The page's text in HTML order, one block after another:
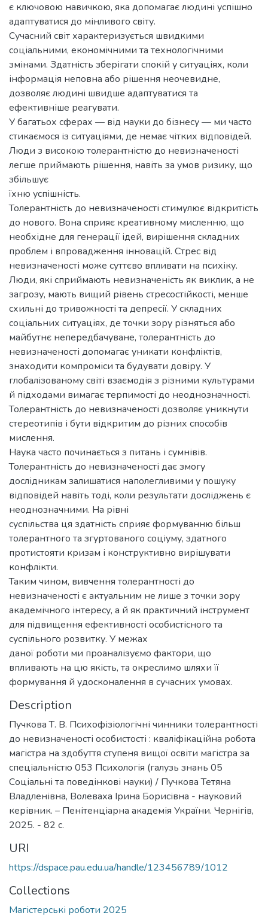
є ключовою навичкою, яка допомагає людині успішно
адаптуватися до мінливого світу.
Сучасний світ характеризується швидкими
соціальними, економічними та технологічними
змінами. Здатність зберігати спокій у ситуаціях, коли
інформація неповна або рішення неочевидне,
дозволяє людині швидше адаптуватися та
ефективніше реагувати.
У багатьох сферах — від науки до бізнесу — ми часто
стикаємося із ситуаціями, де немає чітких відповідей.
Люди з високою толерантністю до невизначеності
легше приймають рішення, навіть за умов ризику, що
збільшує
їхню успішність.
Толерантність до невизначеності стимулює відкритість
до нового. Вона сприяє креативному мисленню, що
необхідне для генерації ідей, вирішення складних
проблем і впровадження інновацій. Стрес від
невизначеності може суттєво впливати на психіку.
Люди, які сприймають невизначеність як виклик, а не
загрозу, мають вищий рівень стресостійкості, менше
схильні до тривожності та депресії. У складних
соціальних ситуаціях, де точки зору різняться або
майбутнє непередбачуване, толерантність до
невизначеності допомагає уникати конфліктів,
знаходити компроміси та будувати довіру. У
глобалізованому світі взаємодія з різними культурами
й підходами вимагає терпимості до неоднозначності.
Толерантність до невизначеності дозволяє уникнути
стереотипів і бути відкритим до різних способів
мислення.
Наука часто починається з питань і сумнівів.
Толерантність до невизначеності дає змогу
дослідникам залишатися наполегливими у пошуку
відповідей навіть тоді, коли результати досліджень є
неоднозначними. На рівні
суспільства ця здатність сприяє формуванню більш
толерантного та згуртованого соціуму, здатного
протистояти кризам і конструктивно вирішувати
конфлікти.
Таким чином, вивчення толерантності до
невизначеності є актуальним не лише з точки зору
академічного інтересу, а й як практичний інструмент
для підвищення ефективності особистісного та
суспільного розвитку. У межах
даної роботи ми проаналізуємо фактори, що
впливають на цю якість, та окреслимо шляхи її
формування й удосконалення в сучасних умовах.
Description
Пучкова Т. В. Психофізіологічні чинники толерантності
до невизначеності особистості : кваліфікаційна робота
магістра на здобуття ступеня вищої освіти магістра за
спеціальністю 053 Психологія (галузь знань 05
Соціальні та поведінкові науки) / Пучкова Тетяна
Владленівна, Волеваха Ірина Борисівна - науковий
керівник. – Пенітенціарна академія України. Чернігів,
2025. - 82 с.
URI
https://dspace.pau.edu.ua/handle/123456789/1012
Collections
Магістерські роботи 2025